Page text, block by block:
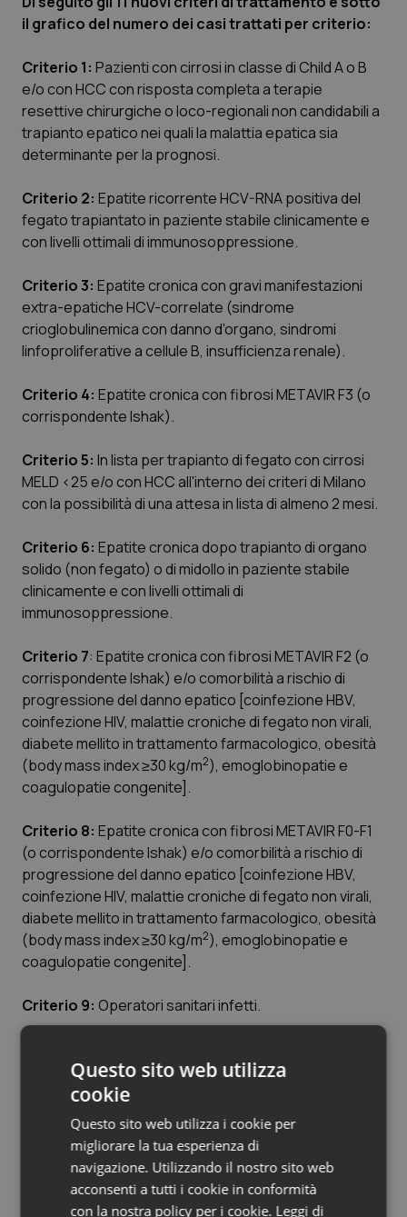
Calabria
Campania
Emilia-Romagna
Friuli Venezia Giulia
Lazio
Liguria
Lombardia
Marche
Molise
Provincia Autonoma di Bolzano
Puglia
Sardegna
Sicilia
Toscana
Umbria
Veneto
Asma & BPCO
Car-T
Colesterolo & coronaropatie
Dermatite Atopica
Diabete & glucometri
Disturbi dell’umore
Dolore
Donna & Salute
Epatiti
Infezioni & Febbre
Malattie rare
Malattia di Crohn & Rettocolite Ulcerosa
Neuroscienze & patologie neurodegenerative
Obesità
Oftalmologia
Oncoematologia
Oncologia & Nutrizione
Psoriasi & pelle
Quotidiano Cardiologia
Quotidiano Oncologia
Quotidiano Pediatria
Rene & patologie urogenitali
il grafico del numero dei casi trattati per criterio:
Criterio 1: Pazienti con cirrosi in classe di Child A o B
e/o con HCC con risposta completa a terapie
resettive chirurgiche o loco-regionali non candidabili a
trapianto epatico nei quali la malattia epatica sia
determinante per la prognosi.
Criterio 2: Epatite ricorrente HCV-RNA positiva del
fegato trapiantato in paziente stabile clinicamente e
con livelli ottimali di immunosoppressione.
Criterio 3: Epatite cronica con gravi manifestazioni
extra-epatiche HCV-correlate (sindrome
crioglobulinemica con danno d'organo, sindromi
linfoproliferative a cellule B, insufficienza renale).
Criterio 4: Epatite cronica con fibrosi METAVIR F3 (o
corrispondente Ishak).
Criterio 5: In lista per trapianto di fegato con cirrosi
MELD <25 e/o con HCC all'interno dei criteri di Milano
con la possibilità di una attesa in lista di almeno 2 mesi.
Criterio 6: Epatite cronica dopo trapianto di organo
solido (non fegato) o di midollo in paziente stabile
clinicamente e con livelli ottimali di
immunosoppressione.
Criterio 7: Epatite cronica con fibrosi METAVIR F2 (o
corrispondente Ishak) e/o comorbilità a rischio di
progressione del danno epatico [coinfezione HBV,
coinfezione HIV, malattie croniche di fegato non virali,
diabete mellito in trattamento farmacologico, obesità
(body mass index ≥30 kg/m2), emoglobinopatie e
coagulopatie congenite].
Criterio 8: Epatite cronica con fibrosi METAVIR F0-F1
(o corrispondente Ishak) e/o comorbilità a rischio di
progressione del danno epatico [coinfezione HBV,
coinfezione HIV, malattie croniche di fegato non virali,
diabete mellito in trattamento farmacologico, obesità
(body mass index ≥30 kg/m2), emoglobinopatie e
coagulopatie congenite].
Criterio 9: Operatori sanitari infetti.
paziente con insufficienza renale cronica in
trattamento emodialitico.
Criterio 11:Epatite cronica nel paziente in lista
d'attesa per trapianto di organo solido (non fegato) o
Questo sito web utilizza
cookie
Questo sito web utilizza i cookie per
migliorare la tua esperienza di
navigazione. Utilizzando il nostro sito web
acconsenti a tutti i cookie in conformità
con la nostra policy per i cookie. Leggi di